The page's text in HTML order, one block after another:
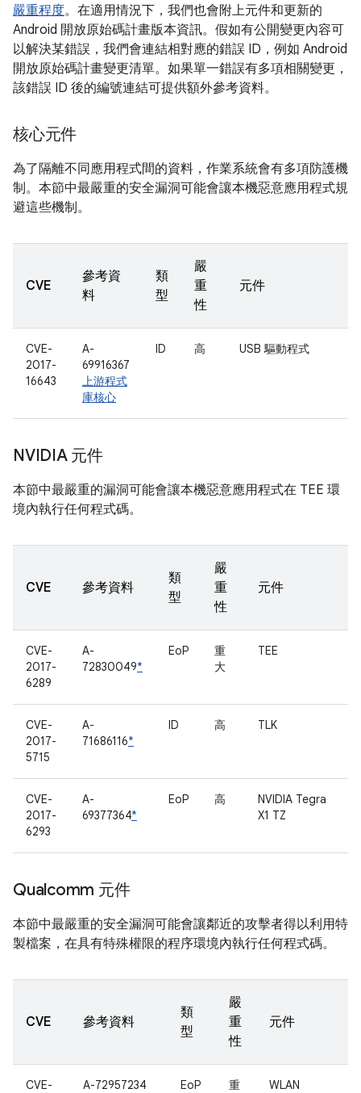
嚴重程度。在適用情況下，我們也會附上元件和更新的
Android 開放原始碼計畫版本資訊。假如有公開變更內容可
以解決某錯誤，我們會連結相對應的錯誤 ID，例如 Android
開放原始碼計畫變更清單。如果單一錯誤有多項相關變更，
該錯誤 ID 後的編號連結可提供額外參考資料。
核心元件
為了隔離不同應用程式間的資料，作業系統會有多項防護機
制。本節中最嚴重的安全漏洞可能會讓本機惡意應用程式規
避這些機制。
CVE
參考資
料
類
型
嚴
重
性
元件
CVE-
2017-
16643
A-
69916367
上游程式
庫核心
ID 高 USB 驅動程式
NVIDIA 元件
本節中最嚴重的漏洞可能會讓本機惡意應用程式在 TEE 環
境內執行任何程式碼。
CVE 參考資料
類
型
嚴
重
性
元件
CVE-
2017-
6289
A-
72830049*
EoP
重
大
TEE
CVE-
2017-
5715
A-
71686116*
ID 高 TLK
CVE-
2017-
6293
A-
69377364*
EoP 高
NVIDIA Tegra
X1 TZ
Qualcomm 元件
本節中最嚴重的安全漏洞可能會讓鄰近的攻擊者得以利用特
製檔案，在具有特殊權限的程序環境內執行任何程式碼。
CVE 參考資料
類
型
嚴
重
性
元件
CVE-
A-72957234
EoP
重
WLAN